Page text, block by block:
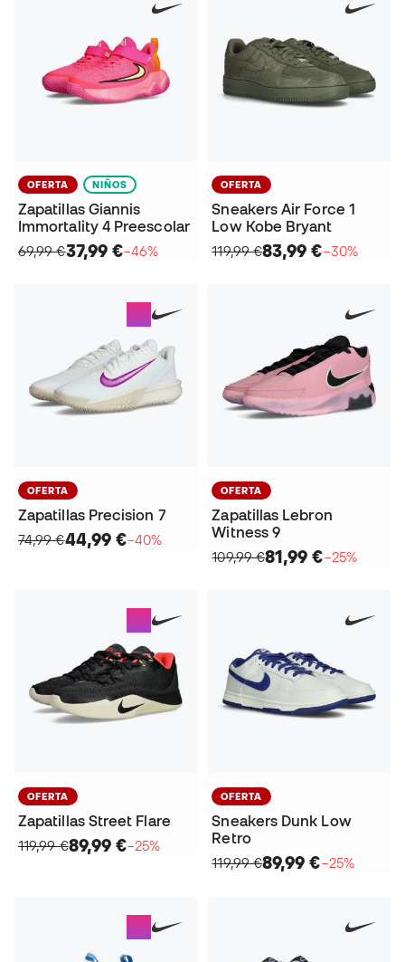
OFERTA NIÑOS
Zapatillas Giannis
Immortality 4 Preescolar
69,99 €37,99 €−46%
OFERTA
Sneakers Air Force 1
Low Kobe Bryant
119,99 €83,99 €−30%
OFERTA
Zapatillas Precision 7
74,99 €44,99 €−40%
OFERTA
Zapatillas Lebron
Witness 9
109,99 €81,99 €−25%
OFERTA
Zapatillas Street Flare
119,99 €89,99 €−25%
OFERTA
Sneakers Dunk Low
Retro
119,99 €89,99 €−25%